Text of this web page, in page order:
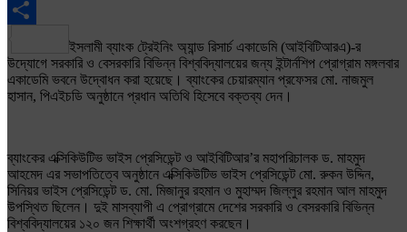
Email
Share
ইসলামী ব্যাংক ট্রেইনিং অ্যান্ড রিসার্চ একাডেমি (আইবিটিআরএ)-র
উদ্যোগে সরকারি ও বেসরকারি বিভিন্ন বিশ্ববিদ্যালয়ের জন্য ইন্টার্নশিপ প্রোগ্রাম মঙ্গলবার
একাডেমি ভবনে উদ্বোধন করা হয়েছে। ব্যাংকের চেয়ারম্যান প্রফেসর মো. নাজমুল
হাসান, পিএইচডি অনুষ্ঠানে প্রধান অতিথি হিসেবে বক্তব্য দেন।
ব্যাংকের এক্সিকিউটিভ ভাইস প্রেসিডেন্ট ও আইবিটিআর’র মহাপরিচালক ড. মাহমুদ
আহমেদ এর সভাপতিত্বে অনুষ্ঠানে এক্সিকিউটিভ ভাইস প্রেসিডেন্ট মো. রুকন উদ্দিন,
সিনিয়র ভাইস প্রেসিডেন্ট ড. মো. মিজানুর রহমান ও মুহাম্মদ জিল্লুর রহমান আল মাহমুদ
উপস্থিত ছিলেন। দুই মাসব্যাপী এ প্রোগ্রামে দেশের সরকারি ও বেসরকারি বিভিন্ন
বিশ্ববিদ্যালয়ের ১২০ জন শিক্ষার্থী অংশগ্রহণ করছেন।